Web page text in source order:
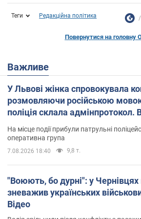
Теги Редакційна політика
Повернутися на головну
Важливе
У Львові жінка спровокувала
розмовляючи російською
поліція склала адмінпротокол.
На місце події прибули патрульні
оперативна група
7.08.2026 18:40 9,8 т.
"Воюють, бо дурні": у Чернівцях
зневажив українських
Відео